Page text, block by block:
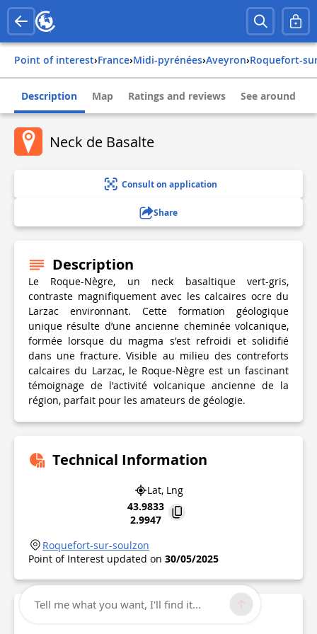
Point of interest› france› midi-pyrénées› aveyron› roquefort-
Description Map Ratings and reviews See around
Neck de Basalte
Consult on application
Share
Description
Le Roque-Nègre, un neck basaltique vert-gris,
contraste magnifiquement avec les calcaires ocre du
Larzac environnant. Cette formation géologique
unique résulte d’une ancienne cheminée volcanique,
formée lorsque du magma s'est refroidi et solidifié
dans une fracture. Visible au milieu des contreforts
calcaires du Larzac, le Roque-Nègre est un fascinant
témoignage de l'activité volcanique ancienne de la
région, parfait pour les amateurs de géologie.
Technical Information
Lat, Lng
43.9833
2.9947
Roquefort-sur-soulzon
Point of Interest updated on 30/05/2025
Tell me what you want, I'll find it...